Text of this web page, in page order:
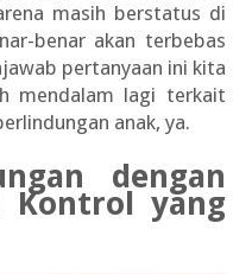
masih berstatus di
benar akan terbebas
pertanyaan ini kita
mendalam lagi terkait
anak, ya.
dengan
Kontrol yang